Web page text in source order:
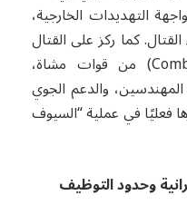
التهديدات الخارجية،
القتال. كما ركز على القتال
المشترك بين الأسلحة (Combined) من قوات مشاة،
والدعم الجوي
فعليًا في عملية “السيوف
وحدود التوظيف